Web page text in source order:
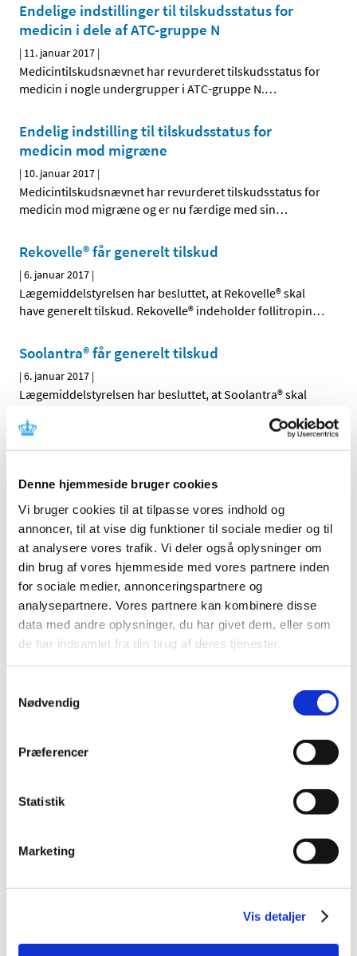
Denne hjemmeside bruger cookies
Vi bruger cookies til at tilpasse vores indhold og
annoncer, til at vise dig funktioner til sociale medier og til
at analysere vores trafik. Vi deler også oplysninger om
din brug af vores hjemmeside med vores partnere inden
for sociale medier, annonceringspartnere og
analysepartnere. Vores partnere kan kombinere disse
data med andre oplysninger, du har givet dem, eller som
de har indsamlet fra din brug af deres tjenester.
Nødvendig
Præferencer
Statistik
Marketing
Vis detaljer
Endelige indstillinger til tilskudsstatus for
medicin i dele af ATC-gruppe N
| 11. januar 2017 |
Medicintilskudsnævnet har revurderet tilskudsstatus for
medicin i nogle undergrupper i ATC-gruppe N.…
Endelig indstilling til tilskudsstatus for
medicin mod migræne
| 10. januar 2017 |
Medicintilskudsnævnet har revurderet tilskudsstatus for
medicin mod migræne og er nu færdige med sin…
Rekovelle® får generelt tilskud
|6. januar 2017 |
Lægemiddelstyrelsen har besluttet, at Rekovelle® skal
have generelt tilskud. Rekovelle® indeholder follitropin…
Soolantra® får generelt tilskud
|6. januar 2017 |
Lægemiddelstyrelsen har besluttet, at Soolantra® skal
Xultophy får generelt klausuleret tilskud
|5. januar 2017
Lægemiddelstyrelsen har besluttet, at Xultophy skal have
generelt klausuleret tilskud med virkning fra 16. januar
Alle (437)
TID
2026 (11)
2025 (10)
2024 (7)
2022 (4)
2020 (7)
2018 (40)
november (6)
juli (1)